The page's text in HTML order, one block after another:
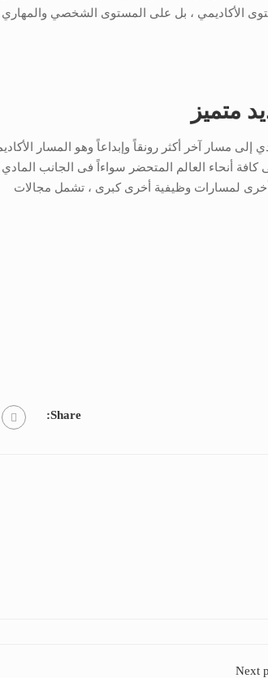
الأكاديمي ، بل على المستوى الشخصي والمهاري
متميز
مسار آخر أكثر رونقاً وإبداعاً وهو المسار
أنحاء العالم المتحضر سواءاً فى الجانب المادي
أخرى لمسارات وظيفية أخرى كبرى ، تشمل مجالات
Share:
Next